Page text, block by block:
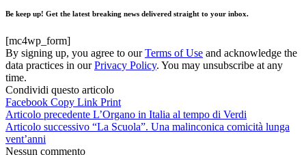
Be keep up! Get the latest breaking news delivered straight to your inbox.
[mc4wp_form]
By signing up, you agree to ourTerms of Use and acknowledge the
data practices in ourPrivacy Policy. You may unsubscribe at any
time.
Condividi questo articolo
Facebook Copy Link Print
Articolo precedente L’Organo in Italia al tempo di Verdi
Articolo successivo “La Scuola”. Una malinconica comicità lunga
vent’anni
Nessun commento